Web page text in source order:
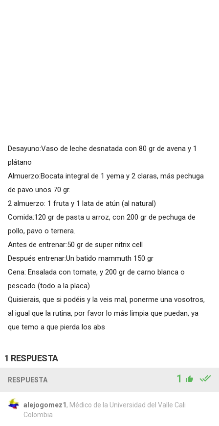
Desayuno:Vaso de leche desnatada con 80 gr de avena y 1
plátano
Almuerzo:Bocata integral de 1 yema y 2 claras, más pechuga
de pavo unos 70 gr.
2 almuerzo: 1 fruta y 1 lata de atún (al natural)
Comida:120 gr de pasta u arroz, con 200 gr de pechuga de
pollo, pavo o ternera.
Antes de entrenar:50 gr de super nitrix cell
Después entrenar:Un batido mammuth 150 gr
Cena: Ensalada con tomate, y 200 gr de carno blanca o
pescado (todo a la placa)
Quisierais, que si podéis y la veis mal, ponerme una vosotros,
al igual que la rutina, por favor lo más limpia que puedan, ya
que temo a que pierda los abs
1 RESPUESTA
RESPUESTA 1
alejogomez1 , Médico de la Universidad del Valle Cali
Colombia